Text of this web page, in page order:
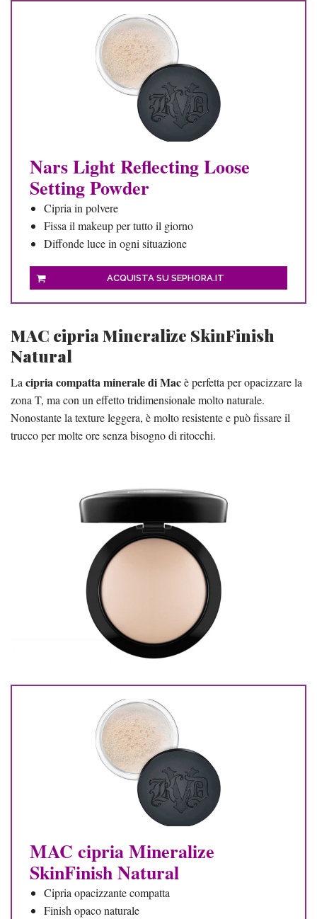
Nars Light Reflecting Loose
Setting Powder
Cipria in polvere
Fissa il makeup per tutto il giorno
Diffonde luce in ogni situazione
ACQUISTA SU SEPHORA.IT
MAC cipria Mineralize SkinFinish
Natural
Lacipria compatta minerale di Macè perfetta per opacizzare la
zona T, ma con un effetto tridimensionale molto naturale.
Nonostante la texture leggera, è molto resistente e può fissare il
trucco per molte ore senza bisogno di ritocchi.
MAC cipria Mineralize
SkinFinish Natural
Cipria opacizzante compatta
Finish opaco naturale